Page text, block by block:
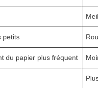
petits
du papier plus fréquent